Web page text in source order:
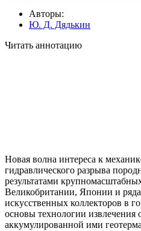
Авторы:
Ю. Д. Дядькин
Читать аннотацию
Новая волна интереса к
гидравлического разры­ва
результатами
Великобритании, Японии и
искусствен­ных коллекторов в
основы технологии извле­чения
аккумулированной ими